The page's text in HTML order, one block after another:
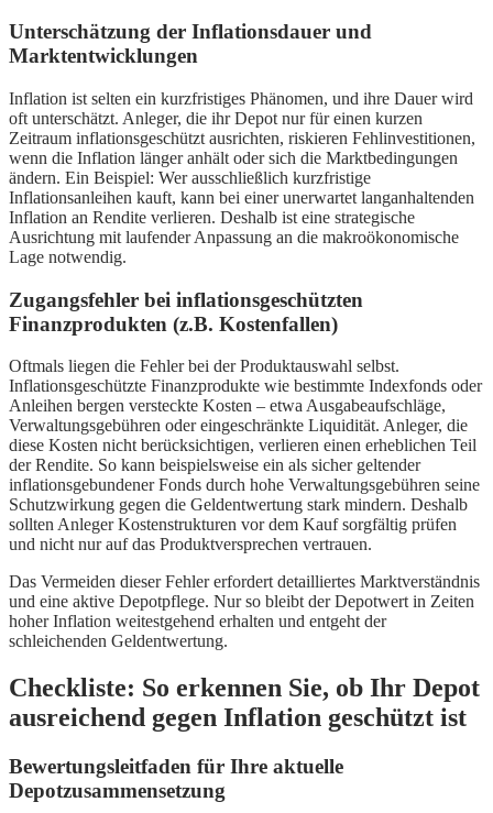
Unterschätzung der Inflationsdauer und
Marktentwicklungen
Inflation ist selten ein kurzfristiges Phänomen, und ihre Dauer wird
oft unterschätzt. Anleger, die ihr Depot nur für einen kurzen
Zeitraum inflationsgeschützt ausrichten, riskieren Fehlinvestitionen,
wenn die Inflation länger anhält oder sich die Marktbedingungen
ändern. Ein Beispiel: Wer ausschließlich kurzfristige
Inflationsanleihen kauft, kann bei einer unerwartet langanhaltenden
Inflation an Rendite verlieren. Deshalb ist eine strategische
Ausrichtung mit laufender Anpassung an die makroökonomische
Lage notwendig.
Zugangsfehler bei inflationsgeschützten
Finanzprodukten (z.B. Kostenfallen)
Oftmals liegen die Fehler bei der Produktauswahl selbst.
Inflationsgeschützte Finanzprodukte wie bestimmte Indexfonds oder
Anleihen bergen versteckte Kosten – etwa Ausgabeaufschläge,
Verwaltungsgebühren oder eingeschränkte Liquidität. Anleger, die
diese Kosten nicht berücksichtigen, verlieren einen erheblichen Teil
der Rendite. So kann beispielsweise ein als sicher geltender
inflationsgebundener Fonds durch hohe Verwaltungsgebühren seine
Schutzwirkung gegen die Geldentwertung stark mindern. Deshalb
sollten Anleger Kostenstrukturen vor dem Kauf sorgfältig prüfen
und nicht nur auf das Produktversprechen vertrauen.
Das Vermeiden dieser Fehler erfordert detailliertes Marktverständnis
und eine aktive Depotpflege. Nur so bleibt der Depotwert in Zeiten
hoher Inflation weitestgehend erhalten und entgeht der
schleichenden Geldentwertung.
Checkliste: So erkennen Sie, ob Ihr Depot
ausreichend gegen Inflation geschützt ist
Bewertungsleitfaden für Ihre aktuelle
Depotzusammensetzung